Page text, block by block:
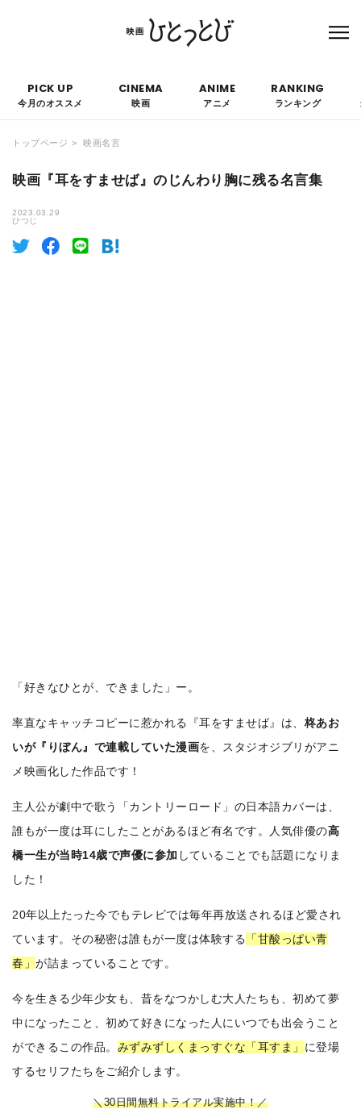
て優遇されることはありません。
PICK UP
今月のオススメ
CINEMA
映画
ANIME
アニメ
RANKING
ランキング
トップページ 映画名言
映画『耳をすませば』のじんわり胸に残る名言集
2023.03.29
ひつじ
「好きなひとが、できました」ー。
率直なキャッチコピーに惹かれる『耳をすませば』は、 柊あお
いが『りぼん』で連載していた漫画を、スタジオジブリがアニ
メ映画化した作品です！
主人公が劇中で歌う「カントリーロード」の日本語カバーは、
誰もが一度は耳にしたことがあるほど有名です。人気俳優の高
橋一生が当時14歳で声優に参加 していることでも話題になりま
した！
20年以上たった今でもテレビでは毎年再放送されるほど愛され
ています。その秘密は誰もが一度は体験する
「甘酸っぱい青
春」が詰まっていることです。
今を生きる少年少女も、昔をなつかしむ大人たちも、初めて夢
中になったこと、初めて好きになった人にいつでも出会うこと
ができるこの作品。 みずみずしくまっすぐな「耳すま」 に登場
するセリフたちをご紹介します。
＼30日間無料トライアル実施中！／